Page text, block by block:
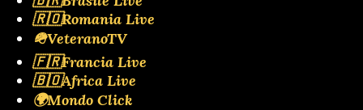
🇷🇴Romania Live
🪖VeteranoTV
🇫🇷Francia Live
🇧🇴Africa Live
🌍Mondo Click